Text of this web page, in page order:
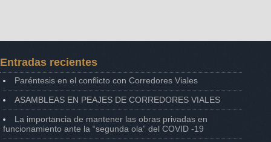
Entradas recientes
Paréntesis en el conflicto con Corredores Viales
ASAMBLEAS EN PEAJES DE CORREDORES VIALES
La importancia de mantener las obras privadas en
funcionamiento ante la “segunda ola” del COVID -19